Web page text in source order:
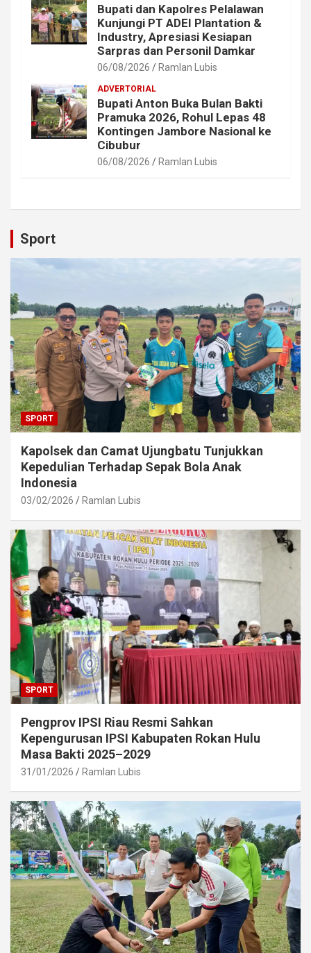
Bupati dan Kapolres Pelalawan
Kunjungi PT ADEI Plantation &
Industry, Apresiasi Kesiapan
Sarpras dan Personil Damkar
06/08/2026 Ramlan Lubis
ADVERTORIAL
Bupati Anton Buka Bulan Bakti
Pramuka 2026, Rohul Lepas 48
Kontingen Jambore Nasional ke
Cibubur
06/08/2026 Ramlan Lubis
Sport
SPORT
Kapolsek dan Camat Ujungbatu Tunjukkan
Kepedulian Terhadap Sepak Bola Anak
Indonesia
03/02/2026 Ramlan Lubis
SPORT
Pengprov IPSI Riau Resmi Sahkan
Kepengurusan IPSI Kabupaten Rokan Hulu
Masa Bakti 2025–2029
31/01/2026 Ramlan Lubis